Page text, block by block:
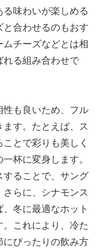
味わいが楽しめる
と合わせるのもおす
チーズなどとは相
れる組み合わせで
性も良いため、フル
す。たとえば、ス
とで彩りも美しく
杯に変身します。
することで、サング
らに、シナモンス
冬に最適なホット
これにより、冷た
にぴったりの飲み方